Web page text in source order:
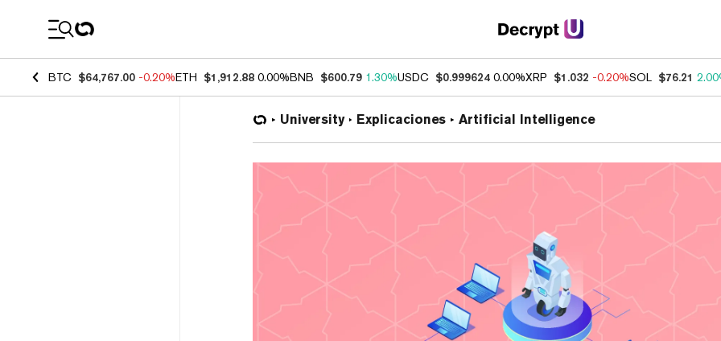
BTC $64,767.00 -0.20%ETH $1,912.88 0.00%BNB $600.79 1.30%USDC $0.999624 0.00%XRP $1.032 -0.20%SOL $76.21
University Explicaciones Artificial Intelligence